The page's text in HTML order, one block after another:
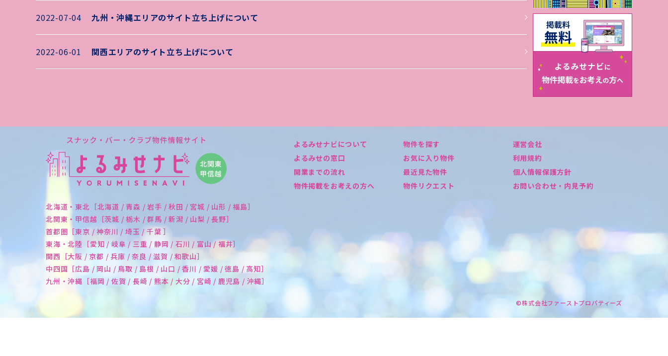
2022-07-04 九州・沖縄エリアのサイト立ち上げについて
2022-06-01 関西エリアのサイト立ち上げについて
北海道・東北［北海道 / 青森 / 岩手 / 秋田 / 宮城 / 山形 / 福島］
北関東・甲信越［茨城 / 栃木 / 群馬 / 新潟 / 山梨 / 長野］
首都圏［東京 / 神奈川 / 埼玉 / 千葉 ］
東海・北陸［愛知 / 岐阜 / 三重 / 静岡 / 石川 / 富山 / 福井］
関西［大阪 / 京都 / 兵庫 / 奈良 / 滋賀 / 和歌山］
中四国［広島 / 岡山 / 鳥取 / 島根 / 山口 / 香川 / 愛媛 / 徳島 / 高知］
九州・沖縄［福岡 / 佐賀 / 長崎 / 熊本 / 大分 / 宮崎 / 鹿児島 / 沖縄］
よるみせナビについて
よるみせの窓口
開業までの流れ
物件掲載をお考えの方へ
物件を探す
お気に入り物件
最近見た物件
物件リクエスト
運営会社
利用規約
個人情報保護方針
お問い合わせ・内見予約
©株式会社ファーストプロパティーズ